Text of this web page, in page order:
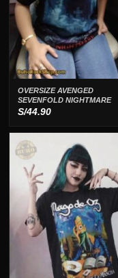
OVERSIZE AVENGED
SEVENFOLD NIGHTMARE
S/44.90